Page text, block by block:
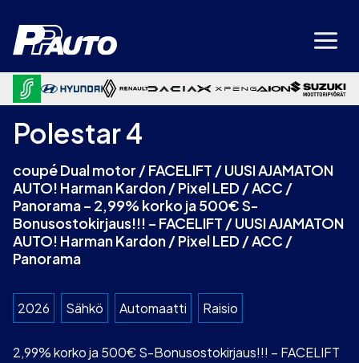
sisältöön
Polestar 4
coupé Dual motor / FACELIFT / UUSI AJAMATON
AUTO! Harman Kardon / Pixel LED / ACC /
Panorama – 2,99% korko ja 500€ S-
Bonusostokirjaus!!! – FACELIFT / UUSI AJAMATON
AUTO! Harman Kardon / Pixel LED / ACC /
Panorama
2026 Sähkö Automaatti Raisio
2,99% korko ja 500€ S-Bonusostokirjaus!!! – FACELIFT